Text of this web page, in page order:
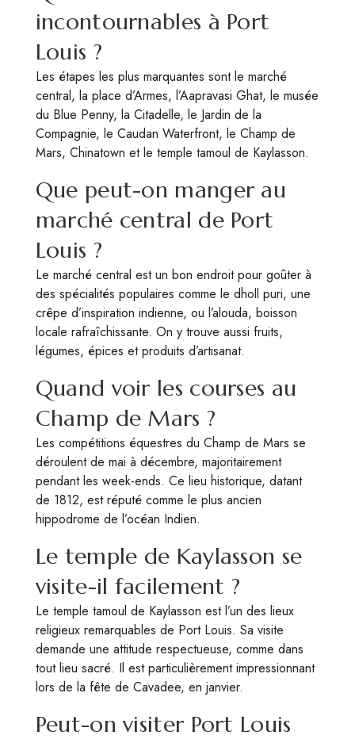
incontournables à Port
Louis ?
Les étapes les plus marquantes sont le marché
central, la place d’Armes, l’Aapravasi Ghat, le musée
du Blue Penny, la Citadelle, le Jardin de la
Compagnie, le Caudan Waterfront, le Champ de
Mars, Chinatown et le temple tamoul de Kaylasson.
Que peut-on manger au
marché central de Port
Louis ?
Le marché central est un bon endroit pour goûter à
des spécialités populaires comme le dholl puri, une
crêpe d’inspiration indienne, ou l’alouda, boisson
locale rafraîchissante. On y trouve aussi fruits,
légumes, épices et produits d’artisanat.
Quand voir les courses au
Champ de Mars ?
Les compétitions équestres du Champ de Mars se
déroulent de mai à décembre, majoritairement
pendant les week-ends. Ce lieu historique, datant
de 1812, est réputé comme le plus ancien
hippodrome de l’océan Indien.
Le temple de Kaylasson se
visite-il facilement ?
Le temple tamoul de Kaylasson est l’un des lieux
religieux remarquables de Port Louis. Sa visite
demande une attitude respectueuse, comme dans
tout lieu sacré. Il est particulièrement impressionnant
lors de la fête de Cavadee, en janvier.
Peut-on visiter Port Louis